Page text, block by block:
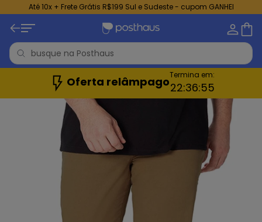
Até 10x + Frete Grátis R$199 Sul e Sudeste - cupom GANHEI
Oferta relâmpagoTermina em:
22:36:54